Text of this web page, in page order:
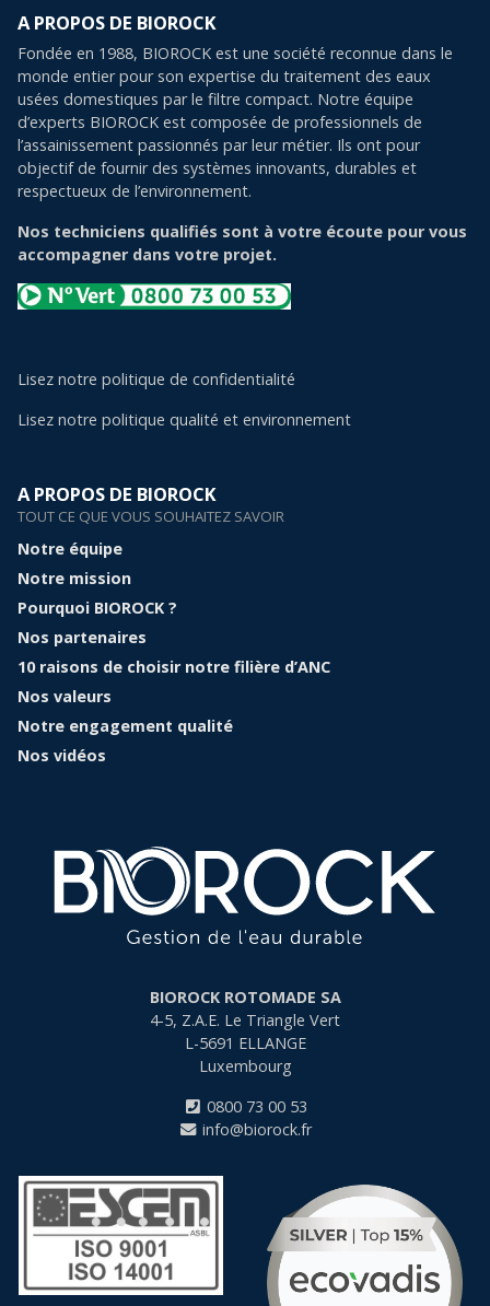
A PROPOS DE BIOROCK
Fondée en 1988, BIOROCK est une société reconnue dans le
monde entier pour son expertise du traitement des eaux
usées domestiques par le filtre compact. Notre équipe
d’experts BIOROCK est composée de professionnels de
l’assainissement passionnés par leur métier. Ils ont pour
objectif de fournir des systèmes innovants, durables et
respectueux de l’environnement.
Nos techniciens qualifiés sont à votre écoute pour vous
accompagner dans votre projet.
Lisez notre politique de confidentialité
Lisez notre politique qualité et environnement
A PROPOS DE BIOROCK
TOUT CE QUE VOUS SOUHAITEZ SAVOIR
Notre équipe
Notre mission
Pourquoi BIOROCK ?
Nos partenaires
10 raisons de choisir notre filière d’ANC
Nos valeurs
Notre engagement qualité
Nos vidéos
BIOROCK ROTOMADE SA
4-5, Z.A.E. Le Triangle Vert
L-5691 ELLANGE
Luxembourg
0800 73 00 53
info@biorock.fr